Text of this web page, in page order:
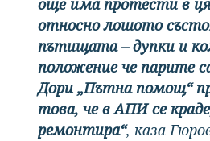
още има протести в
относно лошото
пътищата – дупки и
положение че парите
Дори „Пътна помощ“
това, че в АПИ се
ремонтира“, каза